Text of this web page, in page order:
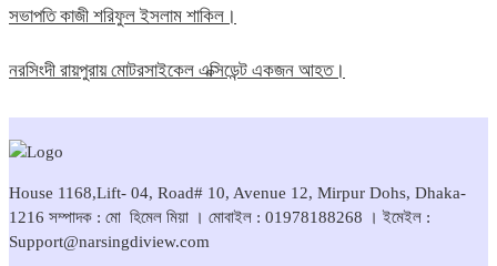
সভাপতি কাজী শরিফুল ইসলাম শাকিল।
নরসিংদী রায়পুরায় মোটরসাইকেল এক্সিডেন্ট একজন আহত।
House 1168,Lift- 04, Road# 10, Avenue 12, Mirpur Dohs, Dhaka-
1216 সম্পাদক : মো হিমেল মিয়া । মোবাইল : 01978188268 । ইমেইল :
Support@narsingdiview.com